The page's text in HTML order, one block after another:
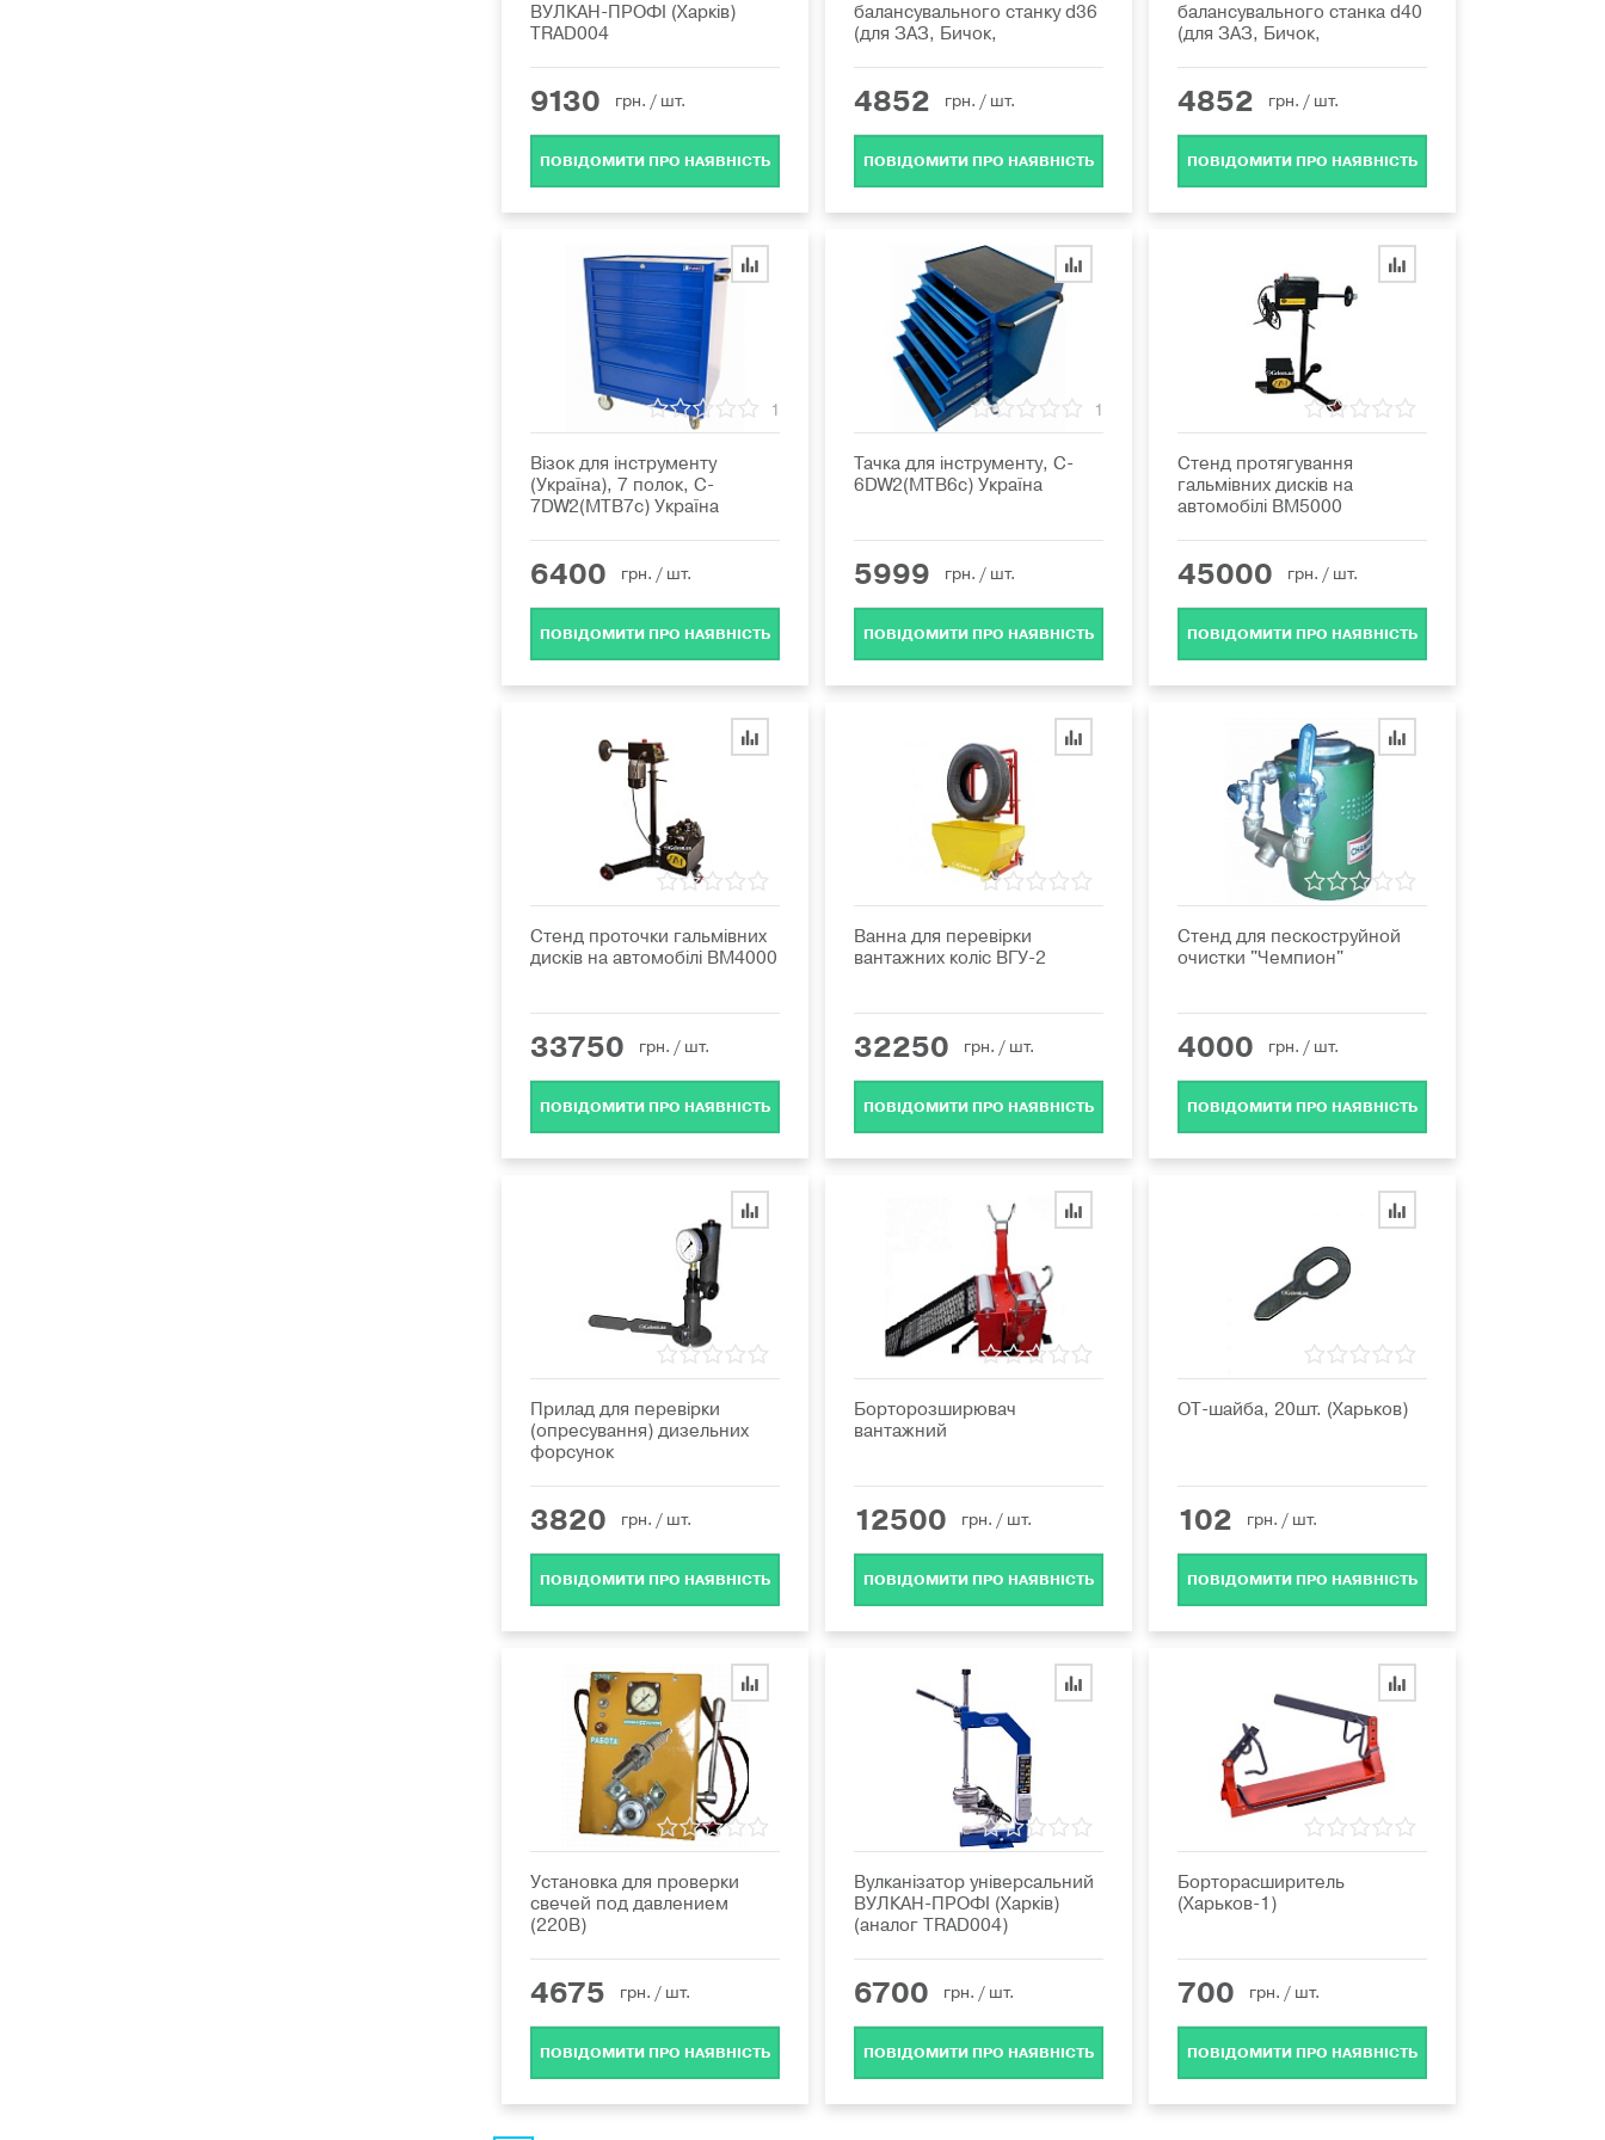
ВУЛКАН-ПРОФІ (Харків)
TRAD004
9130 грн. / шт.
ПОВІДОМИТИ ПРО НАЯВНІСТЬ
балансувального станку d36
(для ЗАЗ, Бичок,
4852 грн. / шт.
ПОВІДОМИТИ ПРО НАЯВНІСТЬ
балансувального станка d40
(для ЗАЗ, Бичок,
4852 грн. / шт.
ПОВІДОМИТИ ПРО НАЯВНІСТЬ
1
Візок для інструменту
(Україна), 7 полок, C-
7DW2(MTB7c) Україна
6400 грн. / шт.
ПОВІДОМИТИ ПРО НАЯВНІСТЬ
1
Тачка для інструменту, C-
6DW2(MTB6c) Україна
5999 грн. / шт.
ПОВІДОМИТИ ПРО НАЯВНІСТЬ
Стенд протягування
гальмівних дисків на
автомобілі BM5000
45000 грн. / шт.
ПОВІДОМИТИ ПРО НАЯВНІСТЬ
Стенд проточки гальмівних
дисків на автомобілі BM4000
33750 грн. / шт.
ПОВІДОМИТИ ПРО НАЯВНІСТЬ
Ванна для перевірки
вантажних коліс ВГУ-2
32250 грн. / шт.
ПОВІДОМИТИ ПРО НАЯВНІСТЬ
Стенд для пескоструйной
очистки "Чемпион"
4000 грн. / шт.
ПОВІДОМИТИ ПРО НАЯВНІСТЬ
Прилад для перевірки
(опресування) дизельних
форсунок
3820 грн. / шт.
ПОВІДОМИТИ ПРО НАЯВНІСТЬ
Борторозширювач
вантажний
12500 грн. / шт.
ПОВІДОМИТИ ПРО НАЯВНІСТЬ
OT-шайба, 20шт. (Харьков)
102 грн. / шт.
ПОВІДОМИТИ ПРО НАЯВНІСТЬ
Установка для проверки
свечей под давлением
(220В)
4675 грн. / шт.
ПОВІДОМИТИ ПРО НАЯВНІСТЬ
Вулканізатор універсальний
ВУЛКАН-ПРОФІ (Харків)
(аналог TRAD004)
6700 грн. / шт.
ПОВІДОМИТИ ПРО НАЯВНІСТЬ
Борторасширитель
(Харьков-1)
700 грн. / шт.
ПОВІДОМИТИ ПРО НАЯВНІСТЬ